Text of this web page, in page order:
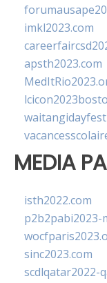
imkl2023.com
apsth2023.com
MEDIA
isth2022.com
p2b2pabi2023-
sinc2023.com
scdlqatar2022-